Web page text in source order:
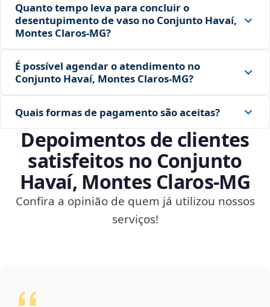
Quanto tempo leva para concluir o
desentupimento de vaso no Conjunto Havaí,
Montes Claros‑MG?
É possível agendar o atendimento no
Conjunto Havaí, Montes Claros‑MG?
Quais formas de pagamento são aceitas?
Depoimentos de clientes
satisfeitos no Conjunto
Havaí, Montes Claros‑MG
Confira a opinião de quem já utilizou nossos
serviços!